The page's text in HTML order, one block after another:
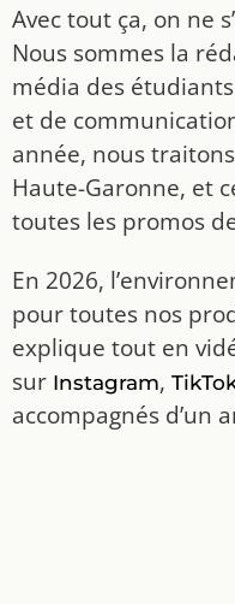
Avec tout ça, on ne
Nous sommes la
média des
et de
année, nous
Haute-Garonne, et
toutes les promos
En 2026,
pour toutes nos
explique tout en
sur Instagram,
accompagnés d’un